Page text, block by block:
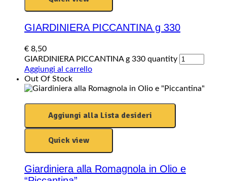
GIARDINIERA PICCANTINA g 330
€ 8,50
GIARDINIERA PICCANTINA g 330 quantity
Aggiungi al carrello
Out Of Stock
Aggiungi alla Lista desideri
Quick view
Giardiniera alla Romagnola in Olio e